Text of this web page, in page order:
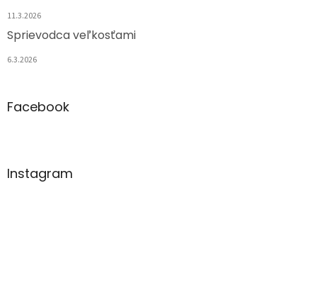
11.3.2026
Sprievodca veľkosťami
6.3.2026
Facebook
Instagram